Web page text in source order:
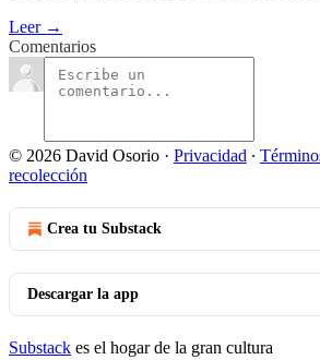
Leer →
Comentarios
© 2026 David Osorio · Privacidad ∙
recolección
Crea tu Substack
Descargar la app
Substack es el hogar de la gran cultura